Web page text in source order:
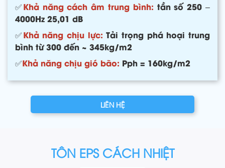
✅Khả năng cách âm trung bình: tần số 250 –
4000Hz 25,01 dB
✅Khả năng chịu lực:Tải trọng phá hoại trung
bình từ 300 đến ~ 345kg/m2
✅Khả năng chịu gió bão: Pph = 160kg/m2
LIÊN HỆ
TÔN EPS CÁCH NHIỆT